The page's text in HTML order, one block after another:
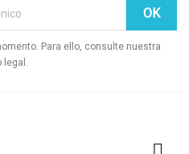
Para ello, consulte nuestra
legal.